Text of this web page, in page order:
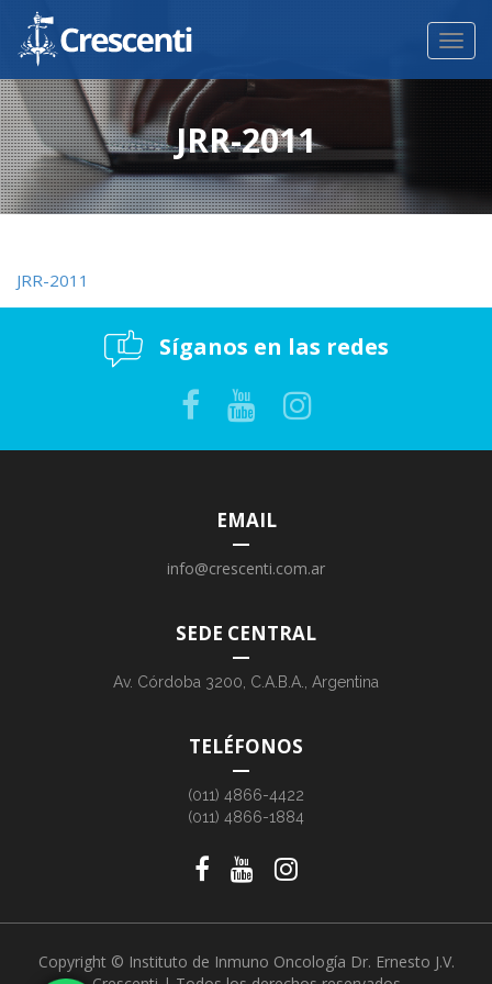
JRR-2011
JRR-2011
Síganos en las redes
EMAIL
info@crescenti.com.ar
SEDE CENTRAL
Av. Córdoba 3200, C.A.B.A., Argentina
TELÉFONOS
(011) 4866-4422
(011) 4866-1884
Copyright © Instituto de Inmuno Oncología Dr. Ernesto J.V.